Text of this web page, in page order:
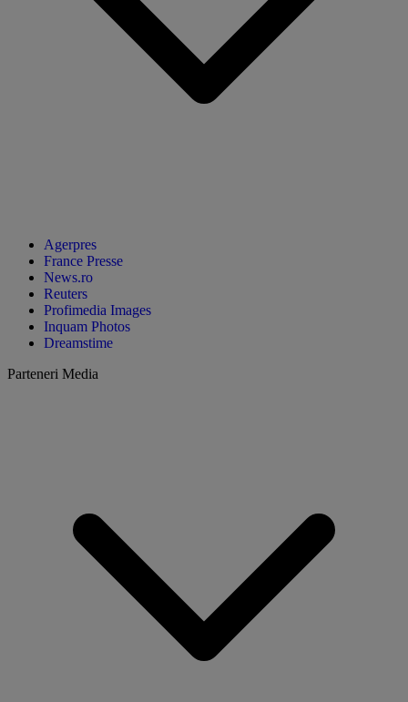
Agerpres
France Presse
News.ro
Reuters
Profimedia Images
Inquam Photos
Dreamstime
Parteneri Media